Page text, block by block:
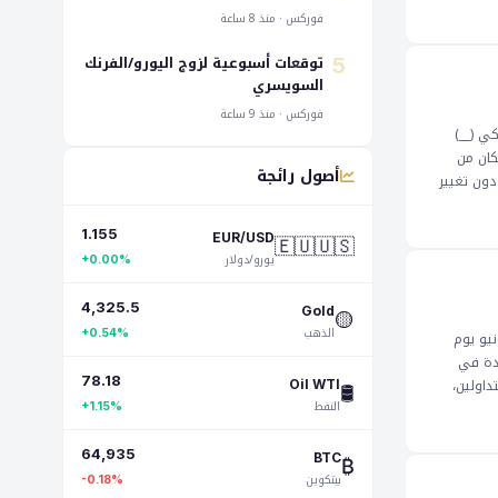
في
(__)
من
تغيير
في __
قيمة
يوم
في
أن
فوركس · منذ 8 ساعة
5 توقعات أسبوعية لزوج اليورو/الفرنك
السويسري
فوركس · منذ 9 ساعة
أصول رائجة
🇪🇺🇺🇸
EUR/USD
يورو/دولار
1.155
+0.00%
🟡
Gold
الذهب
4,325.5
+0.54%
🛢️
Oil WTI
النفط
78.18
+1.15%
₿
BTC
بيتكوين
64,935
-0.18%